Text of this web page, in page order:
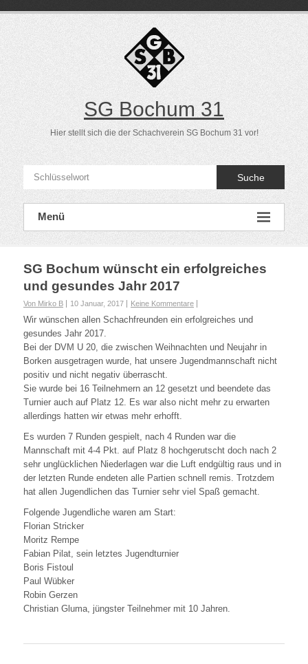
SG Bochum 31
Hier stellt sich die der Schachverein SG Bochum 31 vor!
Suche
Menü
SG Bochum wünscht ein erfolgreiches
und gesundes Jahr 2017
Von Mirko B 10 Januar, 2017 Keine Kommentare
Wir wünschen allen Schachfreunden ein erfolgreiches und
gesundes Jahr 2017.
Bei der DVM U 20, die zwischen Weihnachten und Neujahr in
Borken ausgetragen wurde, hat unsere Jugendmannschaft nicht
positiv und nicht negativ überrascht.
Sie wurde bei 16 Teilnehmern an 12 gesetzt und beendete das
Turnier auch auf Platz 12. Es war also nicht mehr zu erwarten
allerdings hatten wir etwas mehr erhofft.
Es wurden 7 Runden gespielt, nach 4 Runden war die
Mannschaft mit 4-4 Pkt. auf Platz 8 hochgerutscht doch nach 2
sehr unglücklichen Niederlagen war die Luft endgültig raus und in
der letzten Runde endeten alle Partien schnell remis. Trotzdem
hat allen Jugendlichen das Turnier sehr viel Spaß gemacht.
Folgende Jugendliche waren am Start:
Florian Stricker
Moritz Rempe
Fabian Pilat, sein letztes Jugendturnier
Boris Fistoul
Paul Wübker
Robin Gerzen
Christian Gluma, jüngster Teilnehmer mit 10 Jahren.